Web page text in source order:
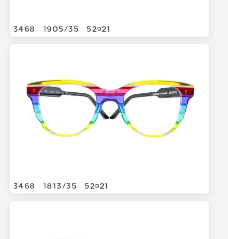
3468 1905/35 5221
3468 1813/35 5221